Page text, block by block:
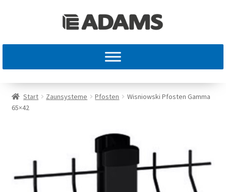
Start Zaunsysteme Pfosten
Wisniowski Pfosten Gamma
65×42